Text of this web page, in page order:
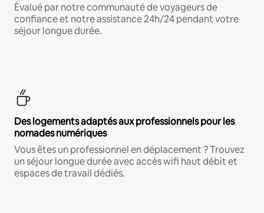
Évalué par notre communauté de voyageurs de
confiance et notre assistance 24h/24 pendant votre
séjour longue durée.
Des logements adaptés aux professionnels pour les
nomades numériques
Vous êtes un professionnel en déplacement ? Trouvez
un séjour longue durée avec accès wifi haut débit et
espaces de travail dédiés.